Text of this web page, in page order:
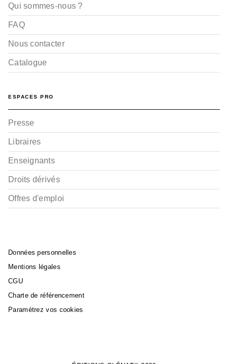
Qui sommes-nous ?
FAQ
Nous contacter
Catalogue
ESPACES PRO
Presse
Libraires
Enseignants
Droits dérivés
Offres d'emploi
Données personnelles
Mentions légales
CGU
Charte de référencement
Paramétrez vos cookies